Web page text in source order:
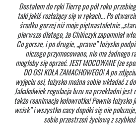
Dostałem do ręki Tierrę po pół roku
taki jakiś rozłażący się w rękach… Po
środku gorzej niż moje piętnastoletnie
pierwsze dlatego, że Chińczyk zapomniał
Co gorsze, i po drugie, „prawe” łożysko
niczego przymocowane, nie ma żadnego
mogłoby się oprzeć. JEST MOCOWANE (ze
DO OSI KOŁA ZAMACHOWEGO! A po
wyjęciu osi, łożysko można sobie wkładać z
Jakakolwiek regulacja luzu na przekładni jest
także reanimacja kołowrotka! Pewnie
wcisk” i wszystko cacy dopóki się nie
sobie przestrzeń życiową z